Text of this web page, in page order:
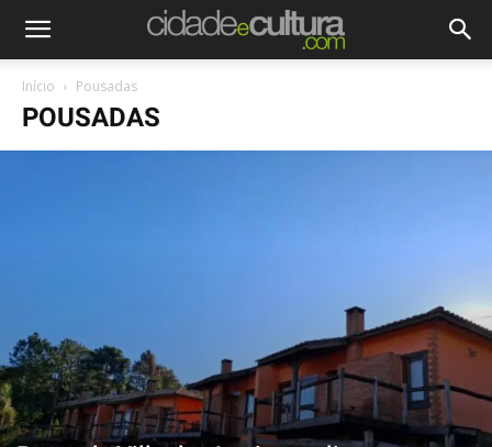
Início Pousadas
POUSADAS